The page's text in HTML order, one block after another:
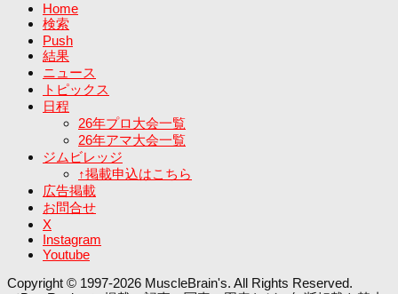
Home
検索
Push
結果
ニュース
トピックス
日程
26年プロ大会一覧
26年アマ大会一覧
ジムビレッジ
↑掲載申込はこちら
広告掲載
お問合せ
X
Instagram
Youtube
Copyright © 1997-2026 MuscleBrain's. All Rights Reserved.